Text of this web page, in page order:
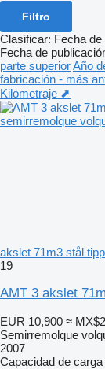
Filtro
Clasificar: Fecha
Fecha de
parte superiorAño
fabricación - más
Kilometraje ⬈
akslet 71m3 stål
19
AMT 3 akslet
EUR 10,900 ≈
Semirremolque
2007
Capacidad de carga